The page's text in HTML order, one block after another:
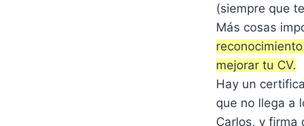
(siempre que
Más cosas
mejorar tu CV.
Hay un
que no llega a
Carlos, y firma